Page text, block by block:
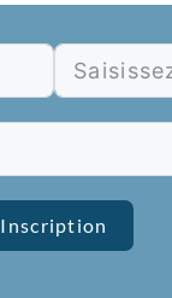
Inscription